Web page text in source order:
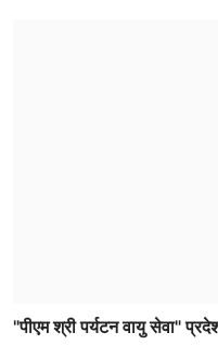
"पीएम श्री पर्यटन वायु सेवा"